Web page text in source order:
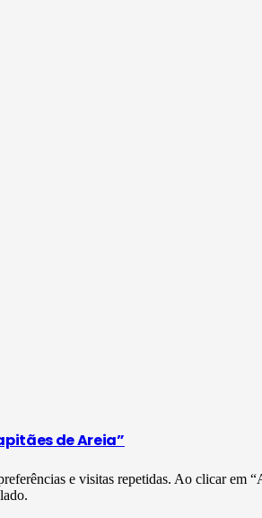
de Areia”
e visitas repetidas. Ao clicar